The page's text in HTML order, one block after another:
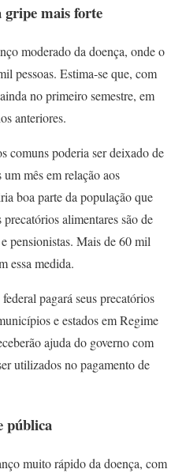
gripe mais forte
moderado da doença, onde o
pessoas. Estima-se que, com
no primeiro semestre, em
anteriores.
comuns poderia ser deixado de
mês em relação aos
boa parte da população que
alimentares são de
pensionistas. Mais de 60 mil
essa medida.
pagará seus precatórios
e estados em Regime
ajuda do governo com
utilizados no pagamento de
pública
muito rápido da doença, com